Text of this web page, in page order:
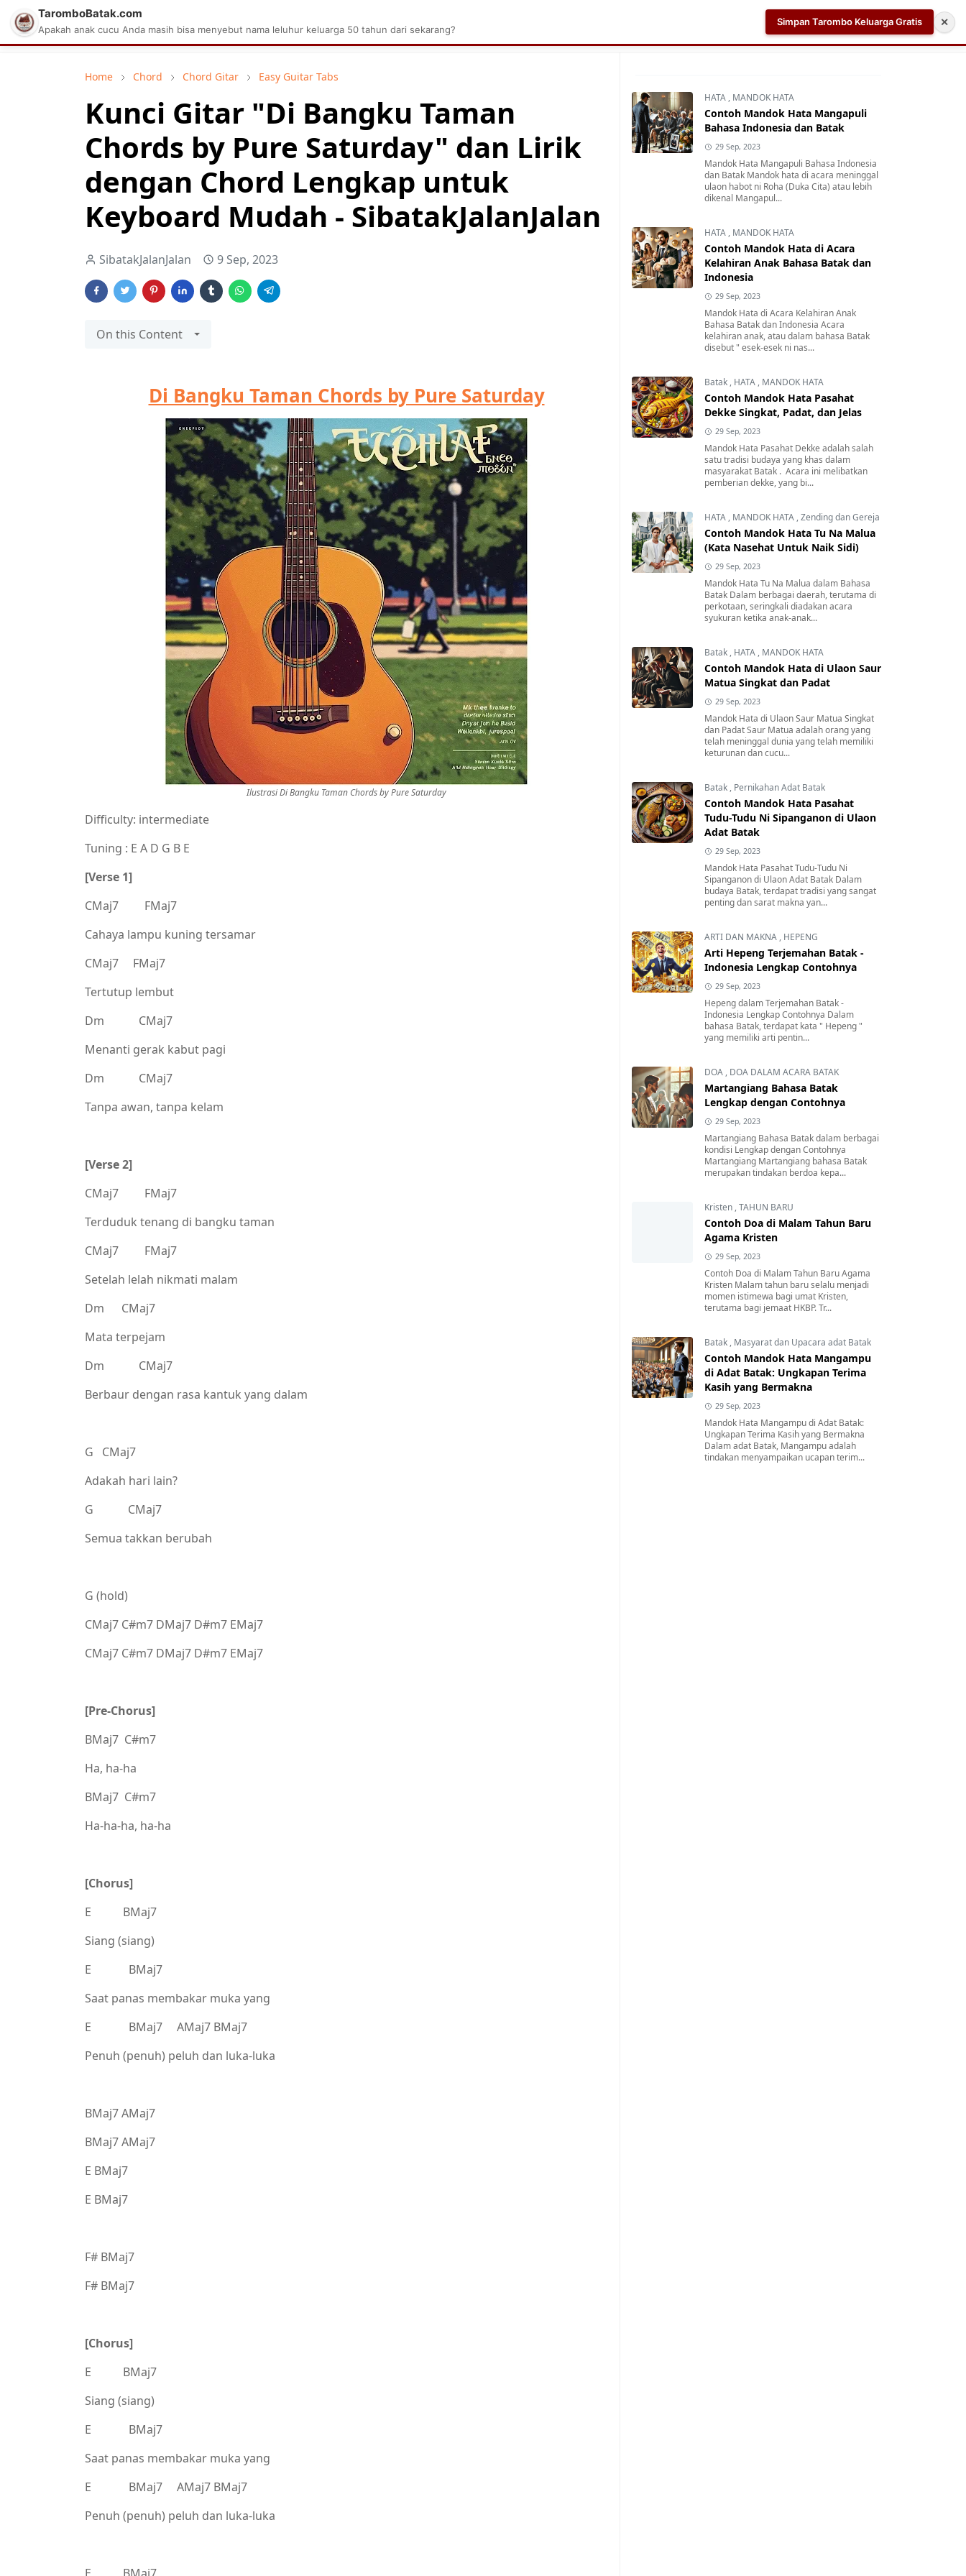
Matius Celcius Sinaga Aplikasi Pabrik Kelapa Sawit Tarombo Batak Aplikasi AI Teleprompter dan Pembuat Skrip Video
Home Chord Chord Gitar Easy Guitar Tabs
Kunci Gitar "Di Bangku Taman
Chords by Pure Saturday" dan Lirik
dengan Chord Lengkap untuk
Keyboard Mudah - SibatakJalanJalan
SibatakJalanJalan 9 Sep, 2023
On this Content
Di Bangku Taman Chords by Pure Saturday
Ilustrasi Di Bangku Taman Chords by Pure Saturday
Difficulty: intermediate
Tuning : E A D G B E
[Verse 1]
CMaj7 FMaj7
Cahaya lampu kuning tersamar
CMaj7 FMaj7
Tertutup lembut
Dm CMaj7
Menanti gerak kabut pagi
Dm CMaj7
Tanpa awan, tanpa kelam
[Verse 2]
CMaj7 FMaj7
Terduduk tenang di bangku taman
CMaj7 FMaj7
Setelah lelah nikmati malam
Dm CMaj7
Mata terpejam
Dm CMaj7
Berbaur dengan rasa kantuk yang dalam
G CMaj7
Adakah hari lain?
G CMaj7
Semua takkan berubah
G (hold)
CMaj7 C#m7 DMaj7 D#m7 EMaj7
CMaj7 C#m7 DMaj7 D#m7 EMaj7
[Pre-Chorus]
BMaj7 C#m7
Ha, ha-ha
BMaj7 C#m7
Ha-ha-ha, ha-ha
[Chorus]
E BMaj7
Siang (siang)
E BMaj7
Saat panas membakar muka yang
E BMaj7 AMaj7 BMaj7
Penuh (penuh) peluh dan luka-luka
BMaj7 AMaj7
BMaj7 AMaj7
E BMaj7
E BMaj7
F# BMaj7
F# BMaj7
[Chorus]
E BMaj7
Siang (siang)
E BMaj7
Saat panas membakar muka yang
E BMaj7 AMaj7 BMaj7
Penuh (penuh) peluh dan luka-luka
HATA , MANDOK HATA
Contoh Mandok Hata Mangapuli
Bahasa Indonesia dan Batak
29 Sep, 2023
Mandok Hata Mangapuli Bahasa Indonesia
dan Batak Mandok hata di acara meninggal
ulaon habot ni Roha (Duka Cita) atau lebih
dikenal Mangapul...
HATA , MANDOK HATA
Contoh Mandok Hata di Acara
Kelahiran Anak Bahasa Batak dan
Indonesia
29 Sep, 2023
Mandok Hata di Acara Kelahiran Anak
Bahasa Batak dan Indonesia Acara
kelahiran anak, atau dalam bahasa Batak
disebut " esek-esek ni nas...
Batak , HATA , MANDOK HATA
Contoh Mandok Hata Pasahat
Dekke Singkat, Padat, dan Jelas
29 Sep, 2023
Mandok Hata Pasahat Dekke adalah salah
satu tradisi budaya yang khas dalam
masyarakat Batak . Acara ini melibatkan
pemberian dekke, yang bi...
HATA , MANDOK HATA ,Zending dan Gereja
Contoh Mandok Hata Tu Na Malua
(Kata Nasehat Untuk Naik Sidi)
29 Sep, 2023
Mandok Hata Tu Na Malua dalam Bahasa
Batak Dalam berbagai daerah, terutama di
perkotaan, seringkali diadakan acara
syukuran ketika anak-anak...
Batak , HATA , MANDOK HATA
Contoh Mandok Hata di Ulaon Saur
Matua Singkat dan Padat
29 Sep, 2023
Mandok Hata di Ulaon Saur Matua Singkat
dan Padat Saur Matua adalah orang yang
telah meninggal dunia yang telah memiliki
keturunan dan cucu...
Batak , Pernikahan Adat Batak
Contoh Mandok Hata Pasahat
Tudu-Tudu Ni Sipanganon di Ulaon
Adat Batak
29 Sep, 2023
Mandok Hata Pasahat Tudu-Tudu Ni
Sipanganon di Ulaon Adat Batak Dalam
budaya Batak, terdapat tradisi yang sangat
penting dan sarat makna yan...
ARTI DAN MAKNA , HEPENG
Arti Hepeng Terjemahan Batak -
Indonesia Lengkap Contohnya
29 Sep, 2023
Hepeng dalam Terjemahan Batak -
Indonesia Lengkap Contohnya Dalam
bahasa Batak, terdapat kata " Hepeng "
yang memiliki arti pentin...
DOA , DOA DALAM ACARA BATAK
Martangiang Bahasa Batak
Lengkap dengan Contohnya
29 Sep, 2023
Martangiang Bahasa Batak dalam berbagai
kondisi Lengkap dengan Contohnya
Martangiang Martangiang bahasa Batak
merupakan tindakan berdoa kepa...
Kristen ,TAHUN BARU
Contoh Doa di Malam Tahun Baru
Agama Kristen
29 Sep, 2023
Contoh Doa di Malam Tahun Baru Agama
Kristen Malam tahun baru selalu menjadi
momen istimewa bagi umat Kristen,
terutama bagi jemaat HKBP. Tr...
Batak , Masyarat dan Upacara adat Batak
Contoh Mandok Hata Mangampu
di Adat Batak: Ungkapan Terima
Kasih yang Bermakna
29 Sep, 2023
Mandok Hata Mangampu di Adat Batak:
Ungkapan Terima Kasih yang Bermakna
Dalam adat Batak, Mangampu adalah
tindakan menyampaikan ucapan terim...
TaromboBatak.com
Apakah anak cucu Anda masih bisa menyebut nama leluhur keluarga 50 tahun dari sekarang?
Simpan Tarombo Keluarga Gratis ✕